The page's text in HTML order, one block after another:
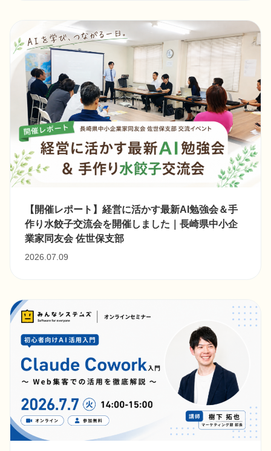
【開催レポート】経営に活かす最新AI勉強会＆手
作り水餃子交流会を開催しました｜長崎県中小企
業家同友会 佐世保支部
2026.07.09